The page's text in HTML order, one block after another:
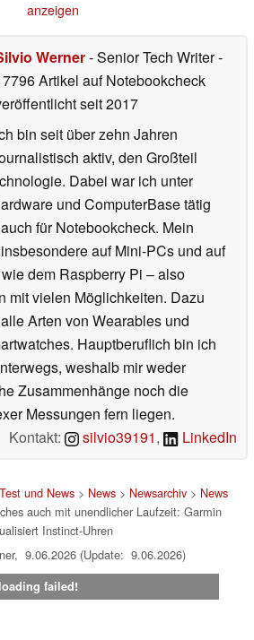
anzeigen
Werner- Senior Tech Writer-
Artikel auf Notebookcheck
seit 2017
bin seit über zehn Jahren
aktiv, den Großteil
Dabei war ich unter
und ComputerBase tätig
für Notebookcheck. Mein
auf Mini-PCs und auf
dem Raspberry Pi – also
mit vielen Möglichkeiten. Dazu
Arten von Wearables und
Hauptberuflich bin ich
weshalb mir weder
Zusammenhänge noch die
Messungen fern liegen.
Kontakt:
silvio39191, LinkedIn
und News> News> Newsarchiv> News
auch mit unendlicher Laufzeit: Garmin
Instinct-Uhren
9.06.2026 (Update: 9.06.2026)
loading failed!